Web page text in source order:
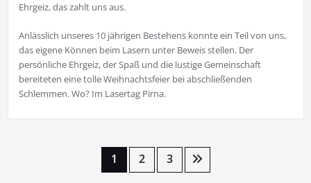
Ehrgeiz, das zahlt uns aus.
Anlässlich unseres 10 jährigen Bestehens konnte ein Teil von uns,
das eigene Können beim Lasern unter Beweis stellen. Der
persönliche Ehrgeiz, der Spaß und die lustige Gemeinschaft
bereiteten eine tolle Weihnachtsfeier bei abschließenden
Schlemmen. Wo? Im Lasertag Pirna.
Seitennummerierung
1 2 3